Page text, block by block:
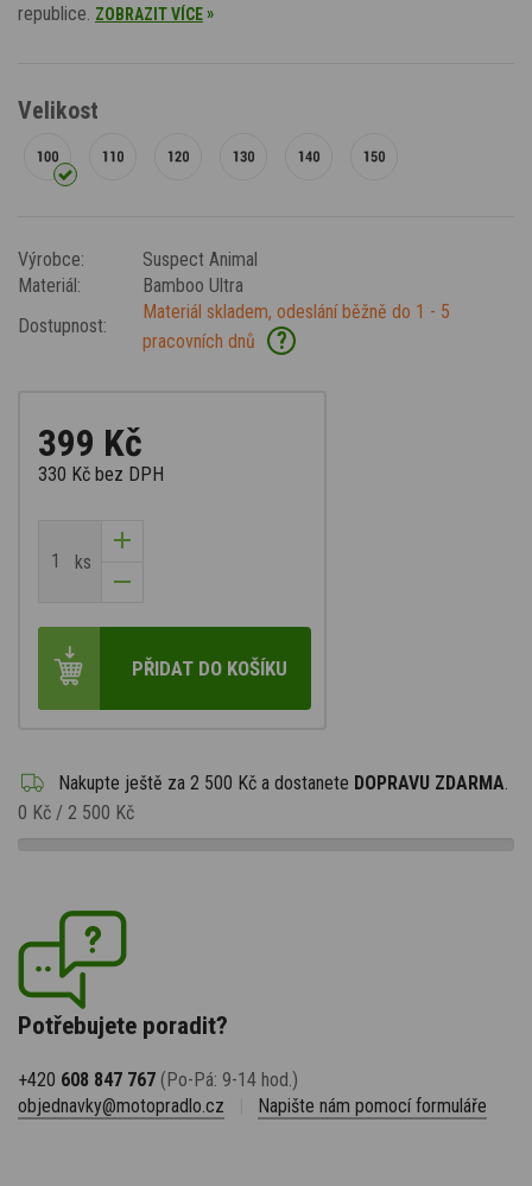
republice. ZOBRAZIT VÍCE»
Velikost
Výrobce:
Suspect Animal
Materiál:
Bamboo Ultra
Dostupnost:
Materiál skladem, odeslání běžně do 1 - 5
pracovních dnů
?
399 Kč
330 Kč bez DPH
ks
PŘIDAT DO KOŠÍKU
Nakupte ještě za 2 500 Kč a dostanete DOPRAVU ZDARMA
0 Kč / 2 500 Kč
Potřebujete poradit?
+420 608 847 767 (Po-Pá: 9-14 hod.)
objednavky@motopradlo.cz
Napište nám pomocí formuláře